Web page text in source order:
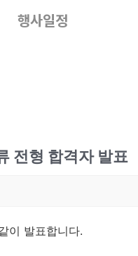
행사일정
전형 합격자 발표
이 발표합니다.